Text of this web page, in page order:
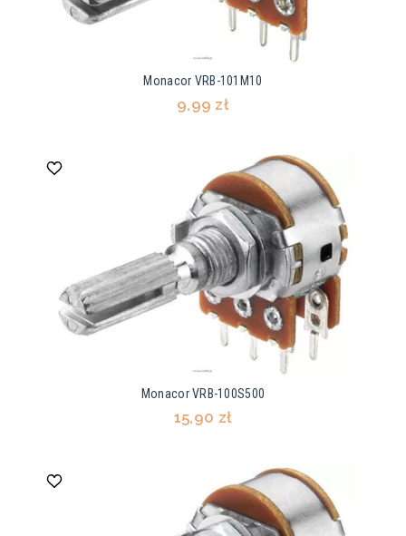
Monacor VRB-101M10
9,99 zł
Monacor VRB-100S500
15,90 zł